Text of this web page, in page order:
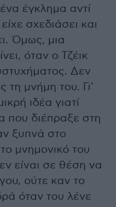
έγκλημα αντί
σχεδιάσει και
Όμως, μια
όταν ο Τζέικ
Δεν
τη μνήμη του. Γι'
ιδέα γιατί
που διέπραξε στη
ξυπνά στο
μνημονικό του
είναι σε θέση να
ούτε καν το
όταν του λένε